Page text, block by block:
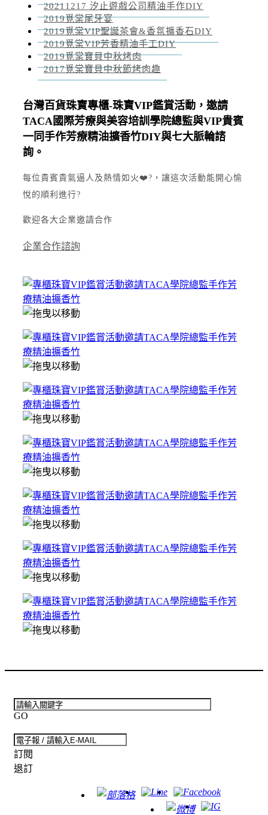
20211217 汐止遊戲公司精油手作DIY
2019覓棠尾牙宴
2019覓棠VIP聖誕茶會&香氛擴香石DIY
2019覓棠VIP芳香精油手工DIY
2019覓棠寶貝中秋烤肉
2017覓棠寶貝中秋節烤肉趣
台灣百貨珠寶專櫃-珠寶VIP鑑賞活動，邀請
TACA國際芳療與美容培訓學院總監與VIP貴賓
一同手作芳療精油擴香竹DIY與七大脈輪諮
詢。
每位貴賓貴氣逼人及熱情如火❤️‍?，讓這次活動能開心愉
悅的順利進行?
歡迎各大企業邀請合作
企業合作諮詢
GO
訂閱
退訂